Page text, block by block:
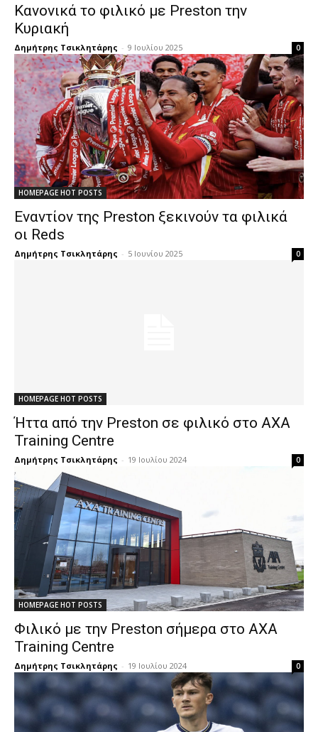
Κανονικά το φιλικό με Preston την
Κυριακή
Δημήτρης Τσικλητάρης - 9 Ιουλίου 2025 0
HOMEPAGE HOT POSTS
Εναντίον της Preston ξεκινούν τα φιλικά
οι Reds
Δημήτρης Τσικλητάρης - 5 Ιουνίου 2025 0
HOMEPAGE HOT POSTS
Ήττα από την Preston σε φιλικό στο AXA
Training Centre
Δημήτρης Τσικλητάρης - 19 Ιουλίου 2024 0
HOMEPAGE HOT POSTS
Φιλικό με την Preston σήμερα στο AXA
Training Centre
Δημήτρης Τσικλητάρης - 19 Ιουλίου 2024 0